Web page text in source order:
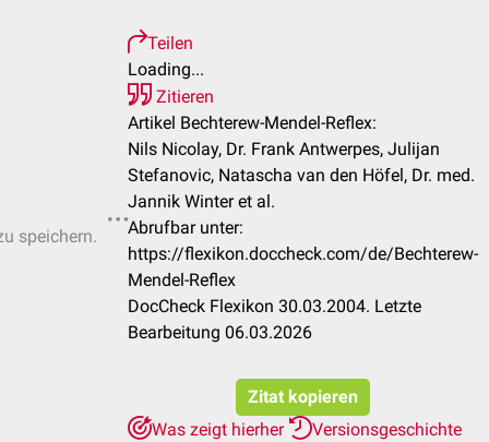
speichern.
Teilen
Loading...
Zitieren
Artikel Bechterew-Mendel-Reflex:
Nils Nicolay, Dr. Frank Antwerpes, Julijan
Stefanovic, Natascha van den Höfel, Dr. med.
Jannik Winter et al.
Abrufbar unter:
https://flexikon.doccheck.com/de/Bechterew-
Mendel-Reflex
DocCheck Flexikon 30.03.2004. Letzte
Bearbeitung 06.03.2026
Zitat kopieren
Was zeigt hierher
Versionsgeschichte